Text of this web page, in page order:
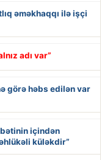
əməkhaqqı ilə işçi
adı var”
görə həbs edilən var
içindən
küləkdir”